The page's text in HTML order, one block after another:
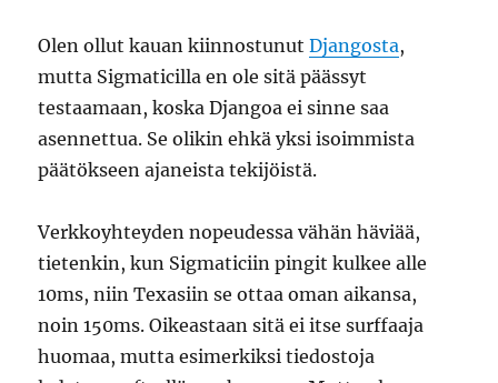
Olen ollut kauan kiinnostunutDjangosta,
mutta Sigmaticilla en ole sitä päässyt
testaamaan, koska Djangoa ei sinne saa
asennettua. Se olikin ehkä yksi isoimmista
päätökseen ajaneista tekijöistä.
Verkkoyhteyden nopeudessa vähän häviää,
tietenkin, kun Sigmaticiin pingit kulkee alle
10ms, niin Texasiin se ottaa oman aikansa,
noin 150ms. Oikeastaan sitä ei itse surffaaja
huomaa, mutta esimerkiksi tiedostoja